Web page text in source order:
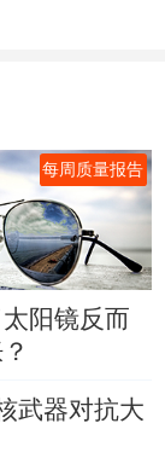
每周质量报告
阳镜反而
武器对抗大